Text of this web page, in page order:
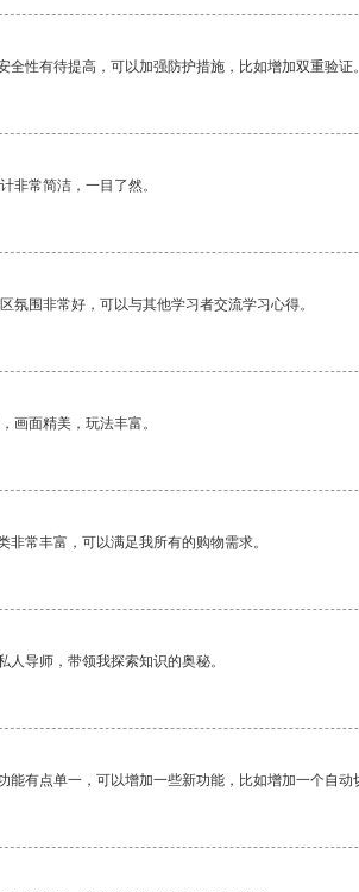
全性有待提高，可以加强防护措施，比如增加双重验证。
非常简洁，一目了然。
氛围非常好，可以与其他学习者交流学习心得。
画面精美，玩法丰富。
非常丰富，可以满足我所有的购物需求。
人导师，带领我探索知识的奥秘。
能有点单一，可以增加一些新功能，比如增加一个自动